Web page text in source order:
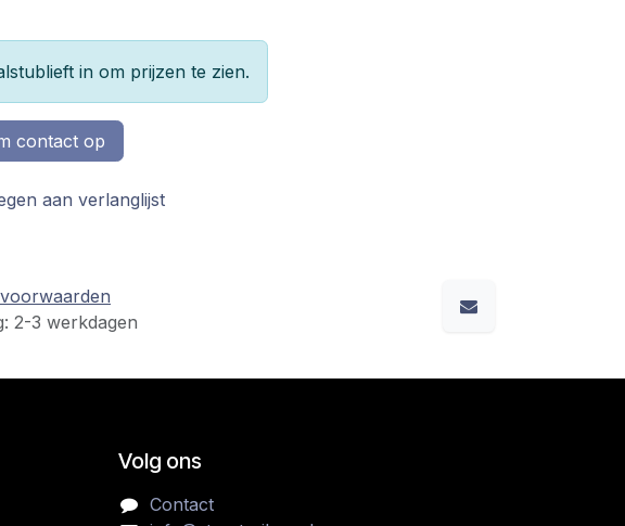
in om prijzen te zien.
contact op
aan verlanglijst
2-3 werkdagen
Volg ons
Contact